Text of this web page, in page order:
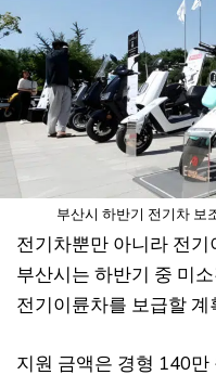
부산시 하반기 전기차 보
전기차뿐만 아니라 전
부산시는 하반기 중 미
전기이륜차를 보급할 계
지원 금액은 경형 140